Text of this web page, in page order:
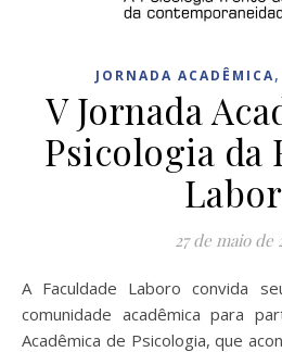
JORNADA ACADÊMICA,
V Jornada
Psicologia da
27 de maio de
A Faculdade Laboro convida seus egressos e toda a
comunidade acadêmica para
Acadêmica de Psicologia, que